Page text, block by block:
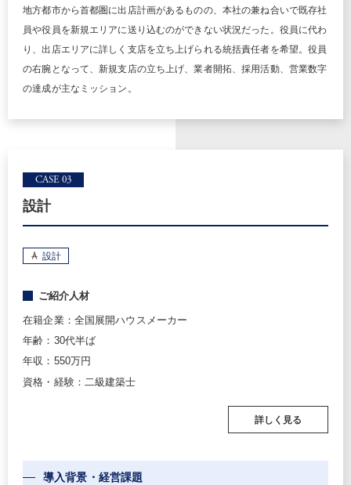
地方都市から首都圏に出店計画があるものの、本社の兼ね合いで既存社
員や役員を新規エリアに送り込むのができない状況だった。役員に代わ
り、出店エリアに詳しく支店を立ち上げられる統括責任者を希望。役員
の右腕となって、新規支店の立ち上げ、業者開拓、採用活動、営業数字
の達成が主なミッション。
CASE 03
設計
設計
ご紹介人材
在籍企業：全国展開ハウスメーカー
年齢：30代半ば
年収：550万円
資格・経験：二級建築士
詳しく見る
導入背景・経営課題